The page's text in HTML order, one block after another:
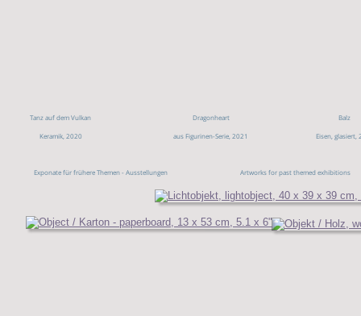
Exponate für frühere Themen - Ausstellungen                                             Artworks for past themed exhibitions
Tanz auf dem Vulkan
Keramik, 2020
Balz
Eisen, glasiert,
Dragonheart
aus Figurinen-Serie, 2021